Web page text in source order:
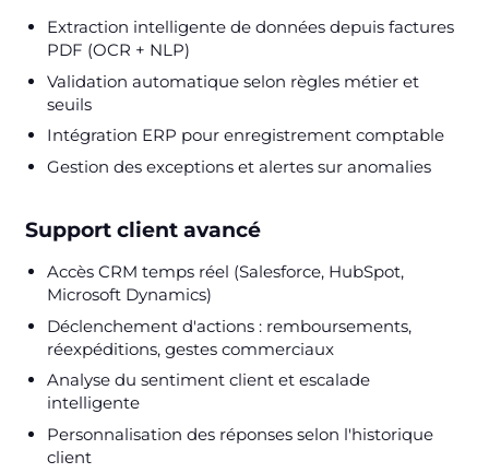
Extraction intelligente de données depuis factures
PDF (OCR + NLP)
Validation automatique selon règles métier et
seuils
Intégration ERP pour enregistrement comptable
Gestion des exceptions et alertes sur anomalies
Support client avancé
Accès CRM temps réel (Salesforce, HubSpot,
Microsoft Dynamics)
Déclenchement d'actions : remboursements,
réexpéditions, gestes commerciaux
Analyse du sentiment client et escalade
intelligente
Personnalisation des réponses selon l'historique
client